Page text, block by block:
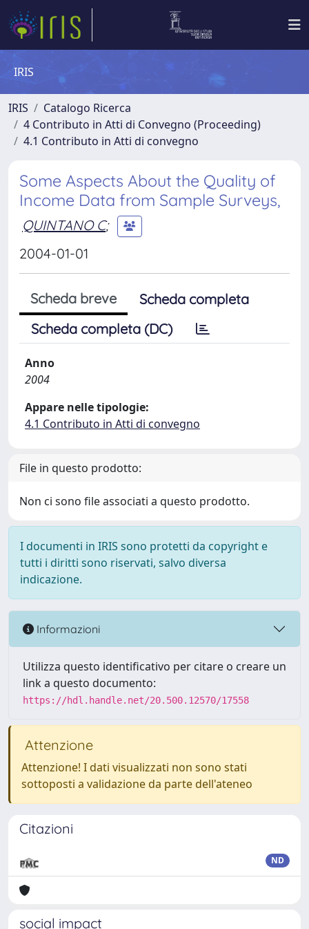
IRIS
IRIS
Catalogo Ricerca
4 Contributo in Atti di Convegno (Proceeding)
4.1 Contributo in Atti di convegno
Some Aspects About the Quality of
Income Data from Sample Surveys,
QUINTANO C;
2004-01-01
Scheda breve
Scheda completa
Scheda completa (DC)
Anno
2004
Appare nelle tipologie:
4.1 Contributo in Atti di convegno
File in questo prodotto:
Non ci sono file associati a questo prodotto.
I documenti in IRIS sono protetti da copyright e
tutti i diritti sono riservati, salvo diversa
indicazione.
Informazioni
Utilizza questo identificativo per citare o creare un
link a questo documento:
https://hdl.handle.net/20.500.12570/17558
Attenzione
Attenzione! I dati visualizzati non sono stati
sottoposti a validazione da parte dell'ateneo
Citazioni
ND
social impact